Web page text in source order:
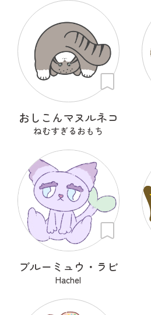
おしこんマヌルネコ
ねむすぎるおもち
ブルーミュウ・ラビ
Hachel